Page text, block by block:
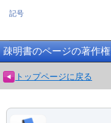
記号
疎明書のページの著作権
トップページに戻る